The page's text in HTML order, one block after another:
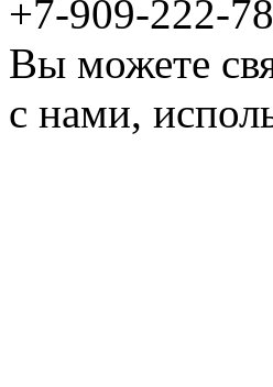
+7-909-222-
Вы можете
с нами,